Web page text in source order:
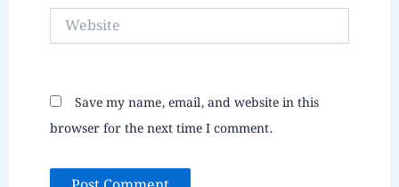
Website
Save my name, email, and website in this
browser for the next time I comment.